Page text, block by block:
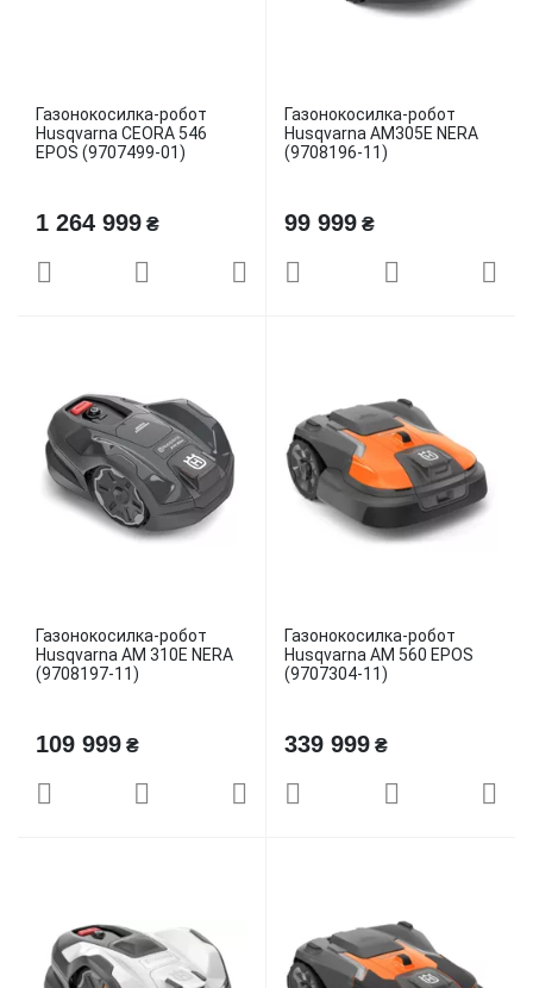
Газонокосилка-робот
Husqvarna CEORA 546
EPOS (9707499-01)
1 264 999₴
Газонокосилка-робот
Husqvarna AM305E NERA
(9708196-11)
99 999₴
Газонокосилка-робот
Husqvarna AM 310E NERA
(9708197-11)
109 999₴
Газонокосилка-робот
Husqvarna AM 560 EPOS
(9707304-11)
339 999₴